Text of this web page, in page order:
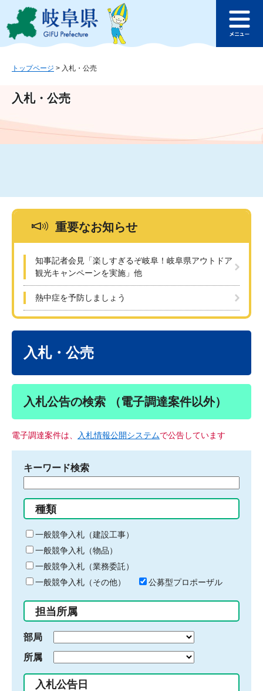
ジ
ュ
文
このページの本文へ
ュ
トップページ > 入札・公売
入札・公売
重要なお知らせ
知事記者会見「楽しすぎるぞ岐阜！岐阜県アウトドア
観光キャンペーンを実施」他
熱中症を予防しましょう
入札・公売
入札公告の検索 （電子調達案件以外）
電子調達案件は、 入札情報公開システムで公告しています
キーワード検索
る
キ
ー
ワ
ー
ド
入
力
種類
一般競争入札（建設工事）
一般競争入札（物品）
一般競争入札（業務委託）
一般競争入札（その他）
公募型プロポーザル
担当所属
部局
所属
入札公告日